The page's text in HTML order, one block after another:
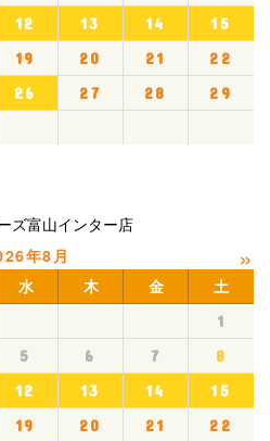
12 13 14
15
19 20 21
22
26 27 28
29
ズ富山インター店
年8月 »
水 木 金 土
1
5 6 7
8
12 13 14
15
19 20 21
22